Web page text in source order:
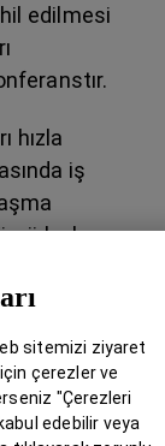
sitemizi ziyaret
çerezler ve
"Çerezleri
edebilir veya
edilmesi
hızla
iş
hızla